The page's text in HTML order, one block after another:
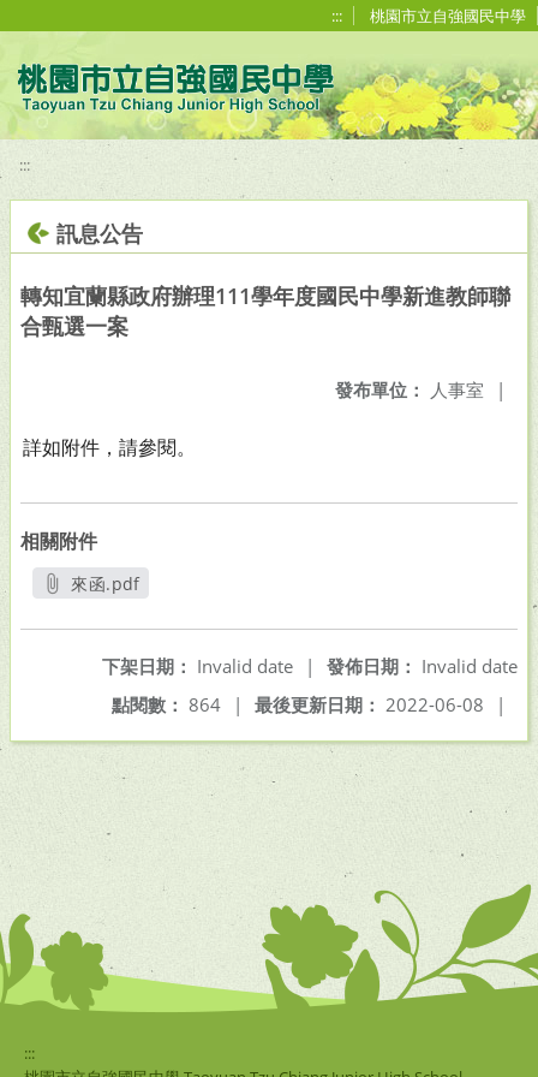
::: 桃園市立自強國民中學
:::
訊息公告
轉知宜蘭縣政府辦理111學年度國民中學新進教師聯
合甄選一案
發布單位： 人事室 |
詳如附件，請參閱。
相關附件
來函.pdf
發佈日期： Invalid date
下架日期： Invalid date
|
最後更新日期： 2022-06-08 |
點閱數： 864 |
:::